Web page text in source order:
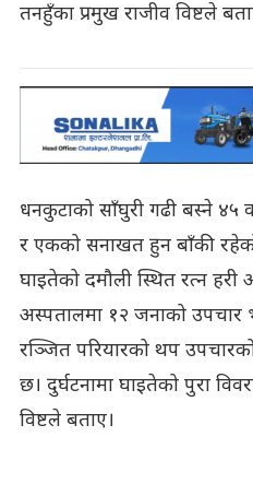
तनहुँका प्रमुख राजीव विष्टले
धनकुटाको साँघुरी गढी बस्ने ४५
र एकको सनाखत हुन बाँकी
घाइतेको दमौली स्थित रत्न
अस्पतालमा १२ जनाको उपचार
रञ्जित परियारको थप
छ। दुर्घटनामा घाइतेको पुरा
विष्टले बताए।